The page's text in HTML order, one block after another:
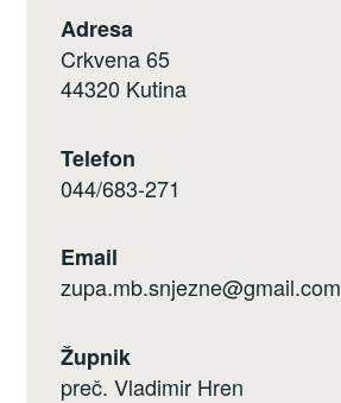
Adresa
Crkvena 65
44320 Kutina
Telefon
044/683-271
Email
zupa.mb.snjezne@gmail.com
Župnik
preč. Vladimir Hren